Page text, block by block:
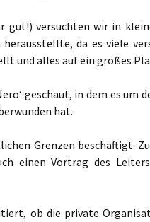
gut!) versuchten wir in
da es viele
und alles auf ein großes
geschaut, in dem es
hat.
Grenzen beschäftigt.
einen Vortrag des
ob die private